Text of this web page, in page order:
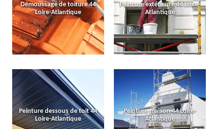
Démoussage de toiture 44
Loire-Atlantique
Peinture extérieure 44 Loire-
Atlantique
Peinture dessous de toit 44
Loire-Atlantique
Peinture maison 44 Loire-
Atlantique